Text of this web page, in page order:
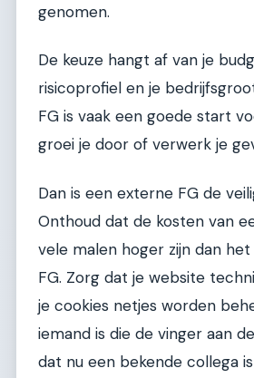
genomen.
De keuze hangt af van je
risicoprofiel en je
FG is vaak een goede start
groei je door of verwerk je
Dan is een externe FG de
Onthoud dat de kosten van
vele malen hoger zijn dan het
FG. Zorg dat je website
je cookies netjes worden
iemand is die de vinger aan
dat nu een bekende collega